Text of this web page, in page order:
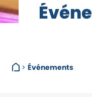
Événe
> Événements